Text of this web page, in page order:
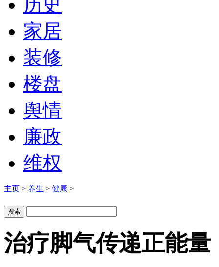
历史
家居
装修
楼盘
舆情
廉政
维权
主页 > 养生 > 健康 >
治疗脚气传递正能量